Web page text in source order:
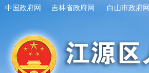
中国政府网 吉林省政府网 白山市政府网